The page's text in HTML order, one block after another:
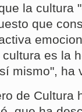
la cultura
que
es la
mismo", ha
de Cultura